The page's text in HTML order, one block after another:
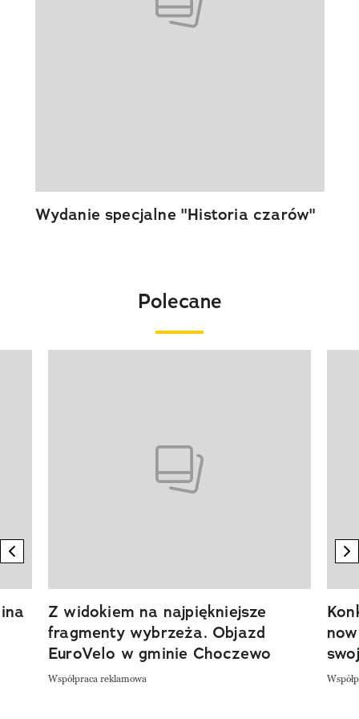
Wydanie specjalne "Historia czarów"
Polecane
previous element
Z widokiem na najpiękniejsze
fragmenty wybrzeża. Objazd
EuroVelo w gminie Choczewo
Współpraca reklamowa